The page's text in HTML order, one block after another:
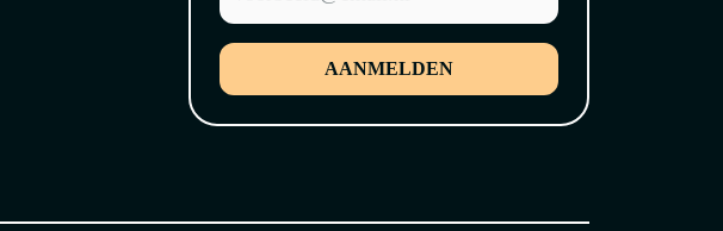
AANMELDEN